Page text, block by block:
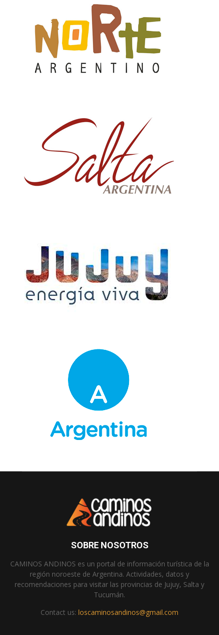
SOBRE NOSOTROS
CAMINOS ANDINOS es un portal de información turística de la
región noroeste de Argentina. Actividades, datos y
recomendaciones para visitar las provincias de Jujuy, Salta y
Tucumán.
Contact us: loscaminosandinos@gmail.com